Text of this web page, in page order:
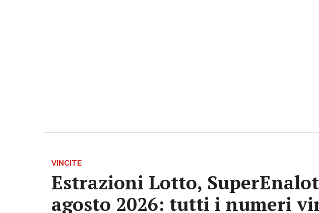
VINCITE
Estrazioni Lotto,
agosto 2026: tutti i numeri